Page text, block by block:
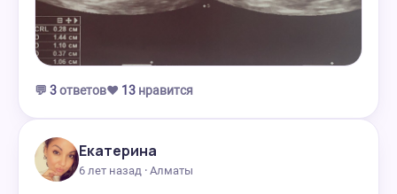
💬 3ответов❤️ 13 нравится
Екатерина
6 лет назад · Алматы